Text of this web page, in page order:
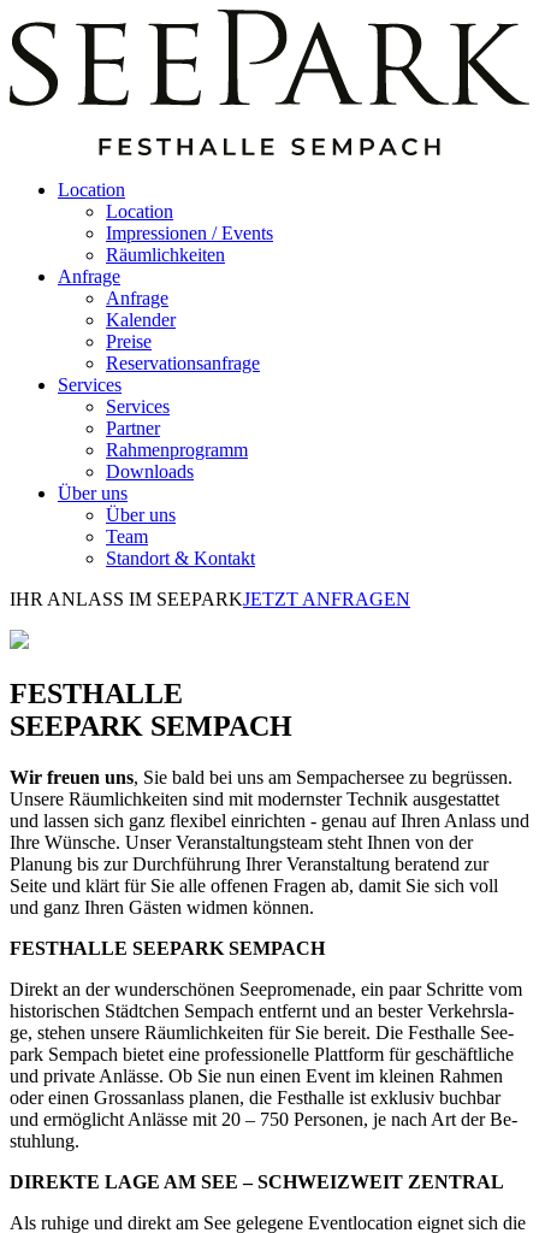
Location
Location
Impressionen / Events
Räumlichkeiten
Anfrage
Anfrage
Kalender
Preise
Reservationsanfrage
Services
Services
Partner
Rahmenprogramm
Downloads
Über uns
Über uns
Team
Standort & Kontakt
IHR ANLASS IM SEEPARKJETZT ANFRAGEN
FESTHALLE
SEEPARK SEMPACH
Wir freuen uns, Sie bald bei uns am Sempachersee zu begrüssen.
Unsere Räumlichkeiten sind mit modernster Technik ausgestattet
und lassen sich ganz flexibel einrichten - genau auf Ihren Anlass und
Ihre Wünsche. Unser Veranstaltungsteam steht Ihnen von der
Planung bis zur Durchführung Ihrer Veranstaltung beratend zur
Seite und klärt für Sie alle offenen Fragen ab, damit Sie sich voll
und ganz Ihren Gästen widmen können.
FESTHALLE SEEPARK SEMPACH
Di­rekt an der wun­der­schö­nen See­pro­me­na­de, ein paar Schrit­te vom
his­to­ri­schen Städt­chen Sem­pach ent­fernt und an bes­ter Ver­kehrs­la­
ge, ste­hen un­se­re Räum­lich­kei­ten für Sie be­reit. Die Fest­hal­le See­
park Sem­pach bie­tet eine pro­fes­sio­nel­le Platt­form für ge­schäft­li­che
und pri­va­te An­läs­se. Ob Sie nun einen Event im klei­nen Rah­men
oder einen Gross­an­lass pla­nen, die Fest­hal­le ist ex­klu­siv buch­bar
und er­mög­licht An­läs­se mit 20 – 750 Per­so­nen, je nach Art der Be­
stuh­lung.
DI­REK­TE LAGE AM SEE – SCHWEIZ­WEIT ZEN­TRAL
Als ru­hi­ge und di­rekt am See ge­le­ge­ne Event­lo­ca­ti­on eig­net sich die